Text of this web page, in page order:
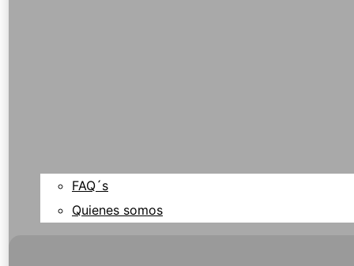
FAQ´s
Quienes somos